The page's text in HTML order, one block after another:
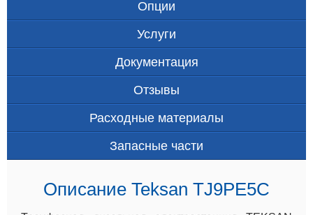
Опции
Услуги
Документация
Отзывы
Расходные материалы
Запасные части
Описание Teksan TJ9PE5C